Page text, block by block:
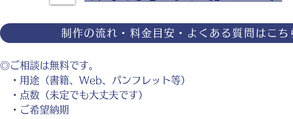
制作の流れ・料金目安・よくある質問はこち
◎ご相談は無料です。
・用途（書籍、Web、パンフレット等）
・点数（未定でも大丈夫です）
・ご希望納期